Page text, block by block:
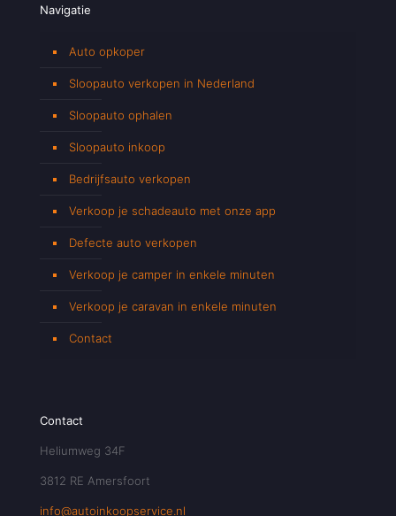
Navigatie
Auto opkoper
Sloopauto verkopen in Nederland
Sloopauto ophalen
Sloopauto inkoop
Bedrijfsauto verkopen
Verkoop je schadeauto met onze app
Defecte auto verkopen
Verkoop je camper in enkele minuten
Verkoop je caravan in enkele minuten
Contact
Contact
Heliumweg 34F
3812 RE Amersfoort
info@autoinkoopservice.nl